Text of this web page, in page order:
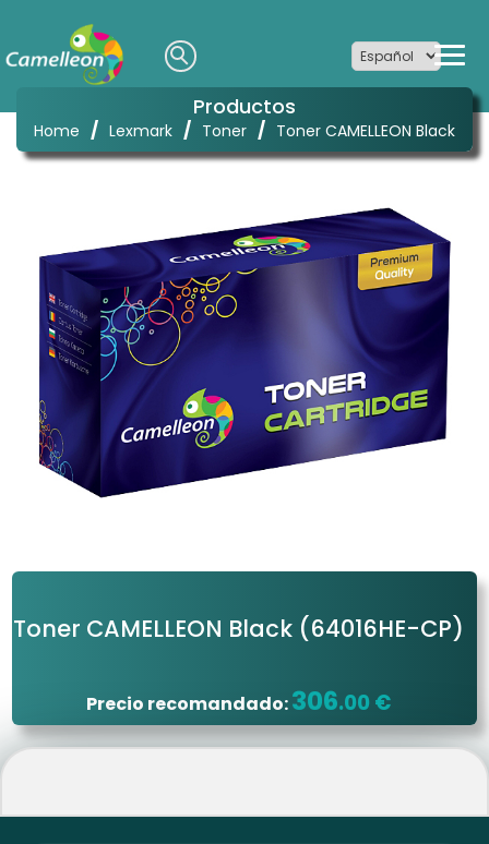
Productos
Home / Lexmark / Toner / Toner CAMELLEON Black
Toner CAMELLEON Black (64016HE-CP)
Precio recomandado:306.00 €